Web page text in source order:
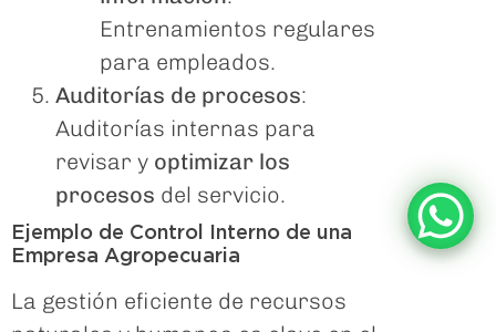
Entrenamientos regulares
para empleados.
Auditorías de procesos:
Auditorías internas para
revisar y optimizar los
procesos del servicio.
Ejemplo de Control Interno de una
Empresa Agropecuaria
La gestión eficiente de recursos